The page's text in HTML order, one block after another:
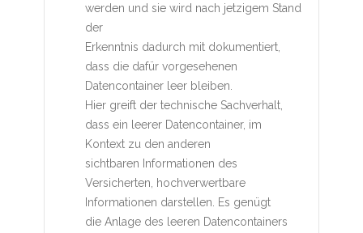
werden und sie wird nach jetzigem Stand
der
Erkenntnis dadurch mit dokumentiert,
dass die dafür vorgesehenen
Datencontainer leer bleiben.
Hier greift der technische Sachverhalt,
dass ein leerer Datencontainer, im
Kontext zu den anderen
sichtbaren Informationen des
Versicherten, hochverwertbare
Informationen darstellen. Es genügt
die Anlage des leeren Datencontainers